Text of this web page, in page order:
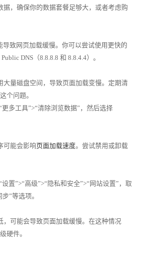
据，确保你的数据套餐足够大，或者考虑购
导致网页加载缓慢。你可以尝试使用更快的
DNS（8.8.8.8 和 8.8.4.4）。
大量磁盘空间，导致页面加载变慢。定期清
个问题。
更多工具”>“清除浏览数据”，然后选择
可能会影响页面加载速度。尝试禁用或卸载
置”>“高级”>“隐私和安全”>“网站设置”，取
步”等选项。
，可能会导致页面加载缓慢。在这种情况
硬件。